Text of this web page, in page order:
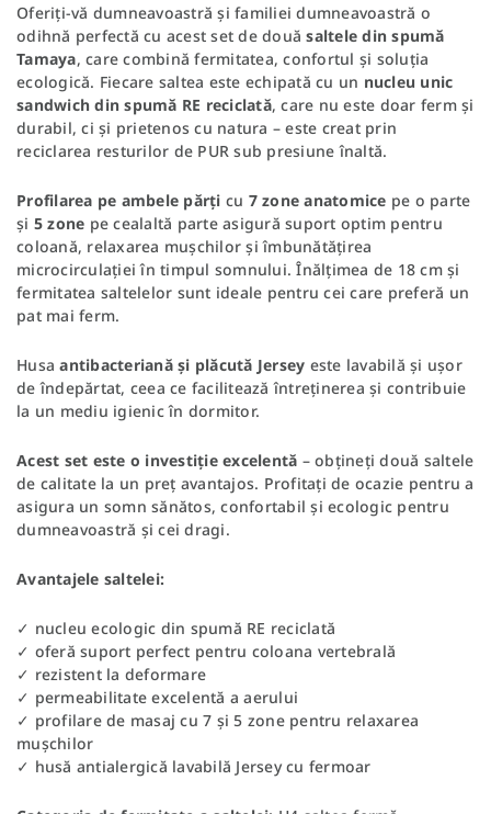
Oferiți-vă dumneavoastră și familiei dumneavoastră o
odihnă perfectă cu acest set de douăsaltele din spumă
Tamaya, care combină fermitatea, confortul și soluția
ecologică. Fiecare saltea este echipată cu un nucleu unic
sandwich din spumă RE reciclată, care nu este doar ferm și
durabil, ci și prietenos cu natura – este creat prin
reciclarea resturilor de PUR sub presiune înaltă.
Profilarea pe ambele părți cu 7 zone anatomice pe o parte
și 5 zone pe cealaltă parte asigură suport optim pentru
coloană, relaxarea mușchilor și îmbunătățirea
microcirculației în timpul somnului. Înălțimea de 18 cm și
fermitatea saltelelor sunt ideale pentru cei care preferă un
pat mai ferm.
Husaantibacteriană și plăcută Jersey este lavabilă și ușor
de îndepărtat, ceea ce facilitează întreținerea și contribuie
la un mediu igienic în dormitor.
Acest set este o investiție excelentă – obțineți două saltele
de calitate la un preț avantajos. Profitați de ocazie pentru a
asigura un somn sănătos, confortabil și ecologic pentru
dumneavoastră și cei dragi.
Avantajele saltelei:
✓ nucleu ecologic din spumă RE reciclată
✓ oferă suport perfect pentru coloana vertebrală
✓ rezistent la deformare
✓ permeabilitate excelentă a aerului
✓ profilare de masaj cu 7 și 5 zone pentru relaxarea
mușchilor
✓ husă antialergică lavabilă Jersey cu fermoar